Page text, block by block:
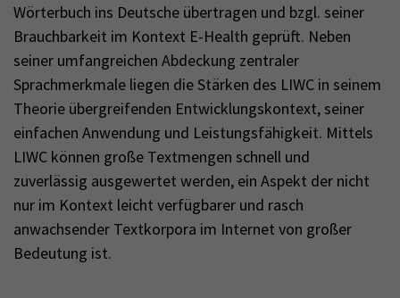
Wörterbuch ins Deutsche übertragen und bzgl. seiner
Brauchbarkeit im Kontext E-Health geprüft. Neben
seiner umfangreichen Abdeckung zentraler
Sprachmerkmale liegen die Stärken des LIWC in seinem
Theorie übergreifenden Entwicklungskontext, seiner
einfachen Anwendung und Leistungsfähigkeit. Mittels
LIWC können große Textmengen schnell und
zuverlässig ausgewertet werden, ein Aspekt der nicht
nur im Kontext leicht verfügbarer und rasch
anwachsender Textkorpora im Internet von großer
Bedeutung ist.